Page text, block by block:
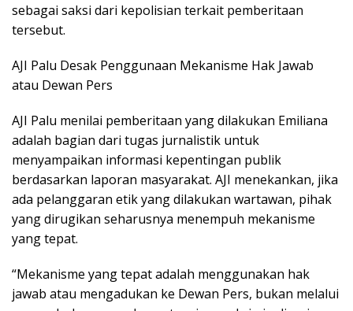
sebagai saksi dari kepolisian terkait pemberitaan
tersebut.
AJI Palu Desak Penggunaan Mekanisme Hak Jawab
atau Dewan Pers
AJI Palu menilai pemberitaan yang dilakukan Emiliana
adalah bagian dari tugas jurnalistik untuk
menyampaikan informasi kepentingan publik
berdasarkan laporan masyarakat. AJI menekankan, jika
ada pelanggaran etik yang dilakukan wartawan, pihak
yang dirugikan seharusnya menempuh mekanisme
yang tepat.
“Mekanisme yang tepat adalah menggunakan hak
jawab atau mengadukan ke Dewan Pers, bukan melalui